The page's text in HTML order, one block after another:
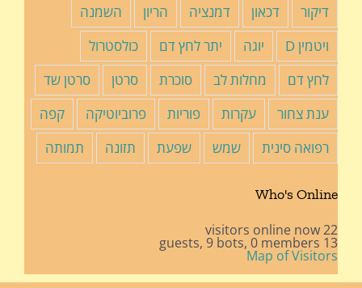
דיקור
דכאון דמנציה הריון
השמנה
ויטמין D
יוגה יתר לחץ דם
כולסטרול
לחץ דם
מחלות לב סוכרת סרטן
סרטן שד
ענת צחור
עקרות פוריות פרוביוטיקה
קפה
רפואה סינית
שמש שפעת תזונה תמותה
Who's Online
22 visitors online now
13 guests,
9 bots, 0 members
Map of Visitors